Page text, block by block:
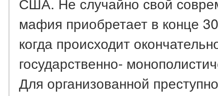
мафия приобретает в конце
когда происходит
государственно-
Для организованной